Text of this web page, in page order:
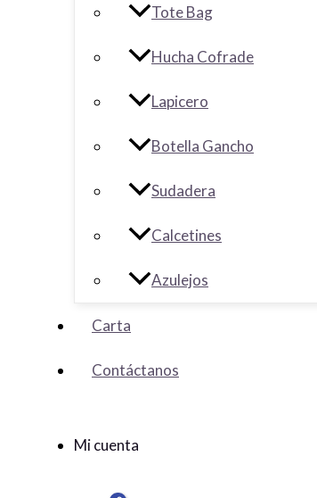
Tote Bag
Hucha Cofrade
Lapicero
Botella Gancho
Sudadera
Calcetines
Azulejos
Carta
Contáctanos
Mi cuenta